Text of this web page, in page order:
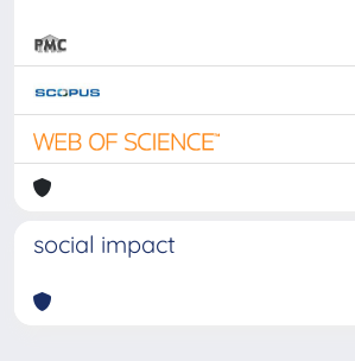
social impact